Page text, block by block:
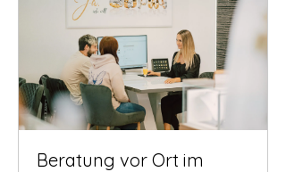
Beratung vor Ort im